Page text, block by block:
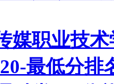
媒职业技
最低分排